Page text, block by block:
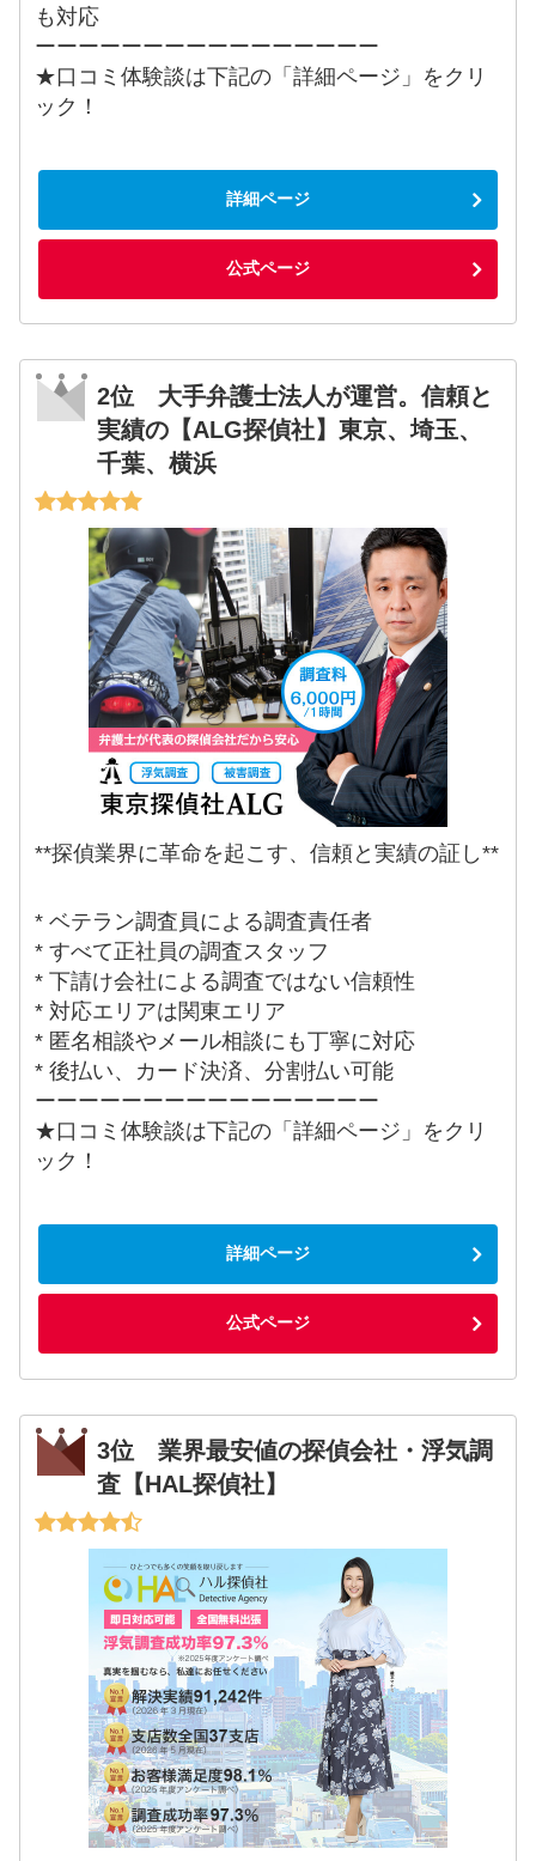
も対応
ーーーーーーーーーーーーーーーー
★口コミ体験談は下記の「詳細ページ」をクリ
ック！
詳細ページ
公式ページ
2位 大手弁護士法人が運営。信頼と
実績の【ALG探偵社】東京、埼玉、
千葉、横浜
**探偵業界に革命を起こす、信頼と実績の証し**
* ベテラン調査員による調査責任者
* すべて正社員の調査スタッフ
* 下請け会社による調査ではない信頼性
* 対応エリアは関東エリア
* 匿名相談やメール相談にも丁寧に対応
* 後払い、カード決済、分割払い可能
ーーーーーーーーーーーーーーーー
★口コミ体験談は下記の「詳細ページ」をクリ
ック！
詳細ページ
公式ページ
3位 業界最安値の探偵会社・浮気調
査【HAL探偵社】